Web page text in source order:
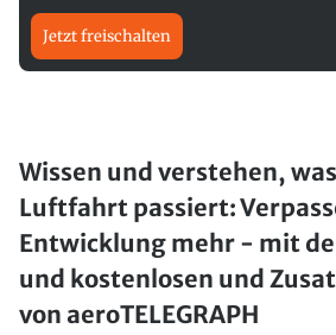
Jetzt freischalten
Wissen und verstehen,
Luftfahrt passiert:
Entwicklung mehr - mit
und kostenlosen und
von aeroTELEGRAPH